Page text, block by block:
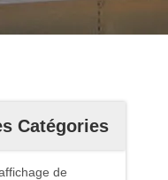
Catégories
de